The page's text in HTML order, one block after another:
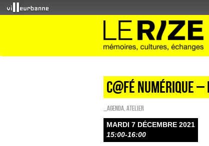
C@FÉ
_Agenda Atelier
MARDI 7 DÉCEMBRE 2021
15:00-16:00